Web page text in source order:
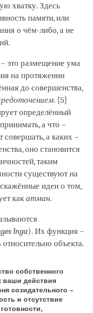
хватку. Здесь
памяти, или
о чём-либо, а не
это размещение ума
на протяжении
до совершенства,
. [5]
определённый
а что –
совершать, а каких –
оно становится
таким
существуют на
идеи о том,
как атман.
lnga). Их функция –
объекта.
собственного
ваши действия
созидательного –
и отсутствие